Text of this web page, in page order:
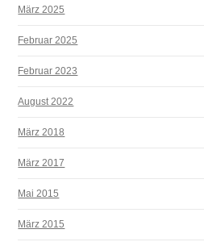
März 2025
Februar 2025
Februar 2023
August 2022
März 2018
März 2017
Mai 2015
März 2015